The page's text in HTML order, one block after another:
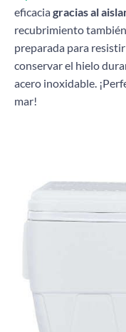
eficaciagracias al
recubrimiento
preparada para resistir
conservar el hielo
acero inoxidable.
mar!